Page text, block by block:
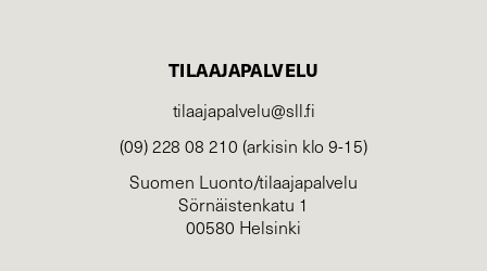
TILAAJAPALVELU
tilaajapalvelu@sll.fi
(09) 228 08 210 (arkisin klo 9-15)
Suomen Luonto/tilaajapalvelu
Sörnäistenkatu 1
00580 Helsinki